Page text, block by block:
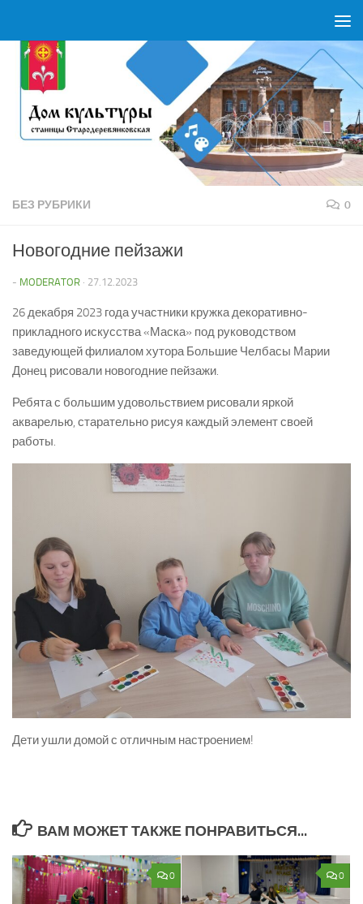
БЕЗ РУБРИКИ 0
Новогодние пейзажи
- MODERATOR · 27.12.2023
26 декабря 2023 года участники кружка декоративно-
прикладного искусства «Маска» под руководством
заведующей филиалом хутора Большие Челбасы Марии
Донец рисовали новогодние пейзажи.
Ребята с большим удовольствием рисовали яркой
акварелью, старательно рисуя каждый элемент своей
работы.
Дети ушли домой с отличным настроением!
ВАМ МОЖЕТ ТАКЖЕ ПОНРАВИТЬСЯ...
0 0